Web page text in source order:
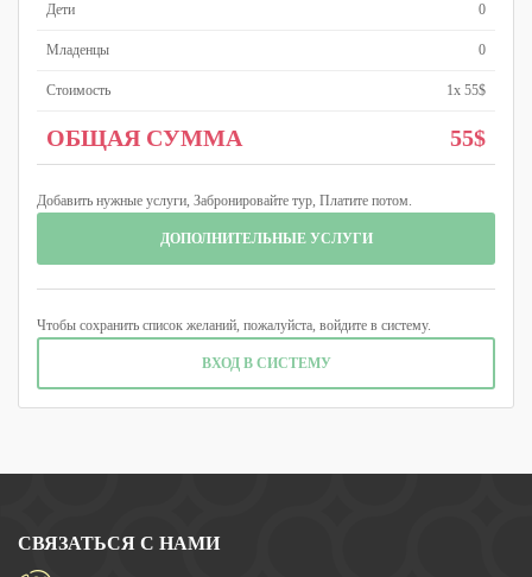
Дети 0
Младенцы 0
Стоимость 1x 55$
ОБЩАЯ СУММА 55$
Добавить нужные услуги, Забронировайте тур, Платите потом.
ДОПОЛНИТЕЛЬНЫЕ УСЛУГИ
Чтобы сохранить список желаний, пожалуйста, войдите в систему.
ВХОД В СИСТЕМУ
СВЯЗАТЬСЯ С НАМИ